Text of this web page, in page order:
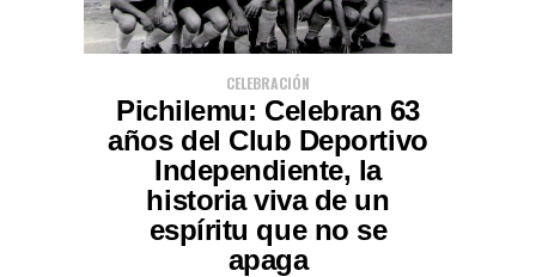
CELEBRACIÓN
Pichilemu: Celebran 63
años del Club Deportivo
Independiente, la
historia viva de un
espíritu que no se
apaga